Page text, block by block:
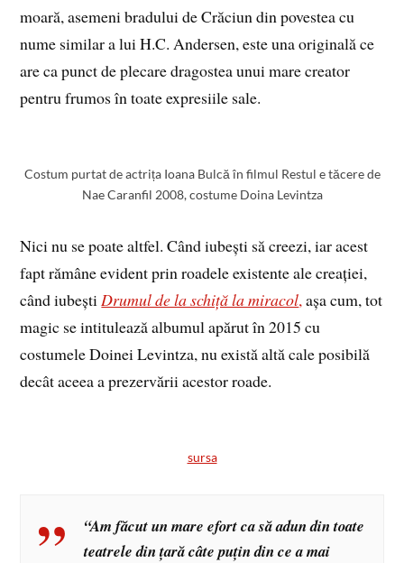
moară, asemeni bradului de Crăciun din povestea cu
nume similar a lui H.C. Andersen, este una originală ce
are ca punct de plecare dragostea unui mare creator
pentru frumos în toate expresiile sale.
Costum purtat de actrița Ioana Bulcă în filmul Restul e tăcere de
Nae Caranfil 2008, costume Doina Levintza
Nici nu se poate altfel. Când iubești să creezi, iar acest
fapt rămâne evident prin roadele existente ale creației,
când iubeștiDrumul de la schiță la miracol,așa cum, tot
magic se intitulează albumul apărut în 2015 cu
costumele Doinei Levintza, nu există altă cale posibilă
decât aceea a prezervării acestor roade.
sursa
“Am făcut un mare efort ca să adun din toate
teatrele din țară câte puțin din ce a mai